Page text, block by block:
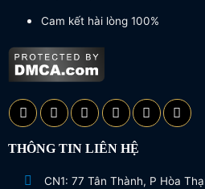
Cam kết hài lòng 100%
THÔNG TIN LIÊN HỆ
CN1: 77 Tân Thành, P Hòa